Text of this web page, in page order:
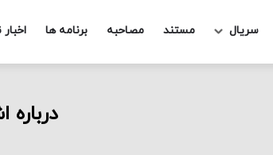
سریال مستند مصاحبه برنامه ها اخبار